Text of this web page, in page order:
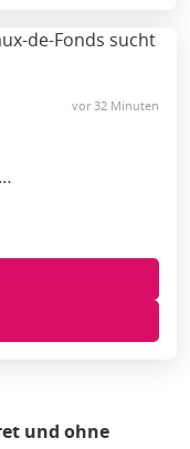
vor 32 Minuten
und ohne